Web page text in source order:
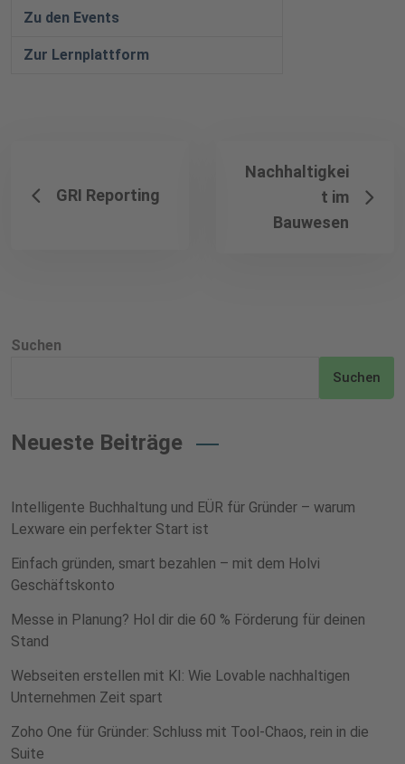
Zu den Events
Zur Lernplattform
GRI Reporting
Nachhaltigkei
t im
Bauwesen
Suchen
Suchen
Neueste Beiträge
Intelligente Buchhaltung und EÜR für Gründer – warum
Lexware ein perfekter Start ist
Einfach gründen, smart bezahlen – mit dem Holvi
Geschäftskonto
Messe in Planung? Hol dir die 60 % Förderung für deinen
Stand
Webseiten erstellen mit KI: Wie Lovable nachhaltigen
Unternehmen Zeit spart
Zoho One für Gründer: Schluss mit Tool-Chaos, rein in die
Suite